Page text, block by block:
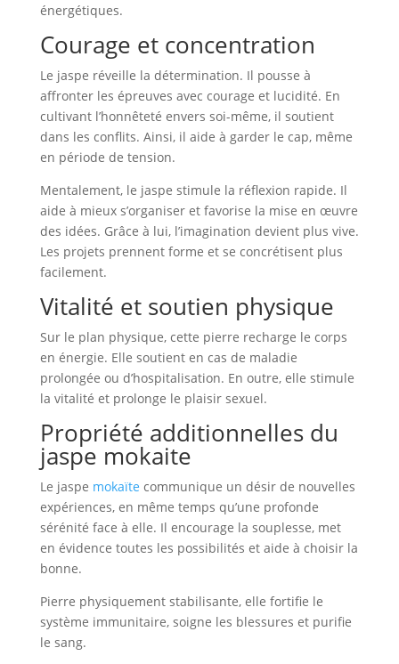
énergétiques.
Courage et concentration
Le jaspe réveille la détermination. Il pousse à
affronter les épreuves avec courage et lucidité. En
cultivant l’honnêteté envers soi-même, il soutient
dans les conflits. Ainsi, il aide à garder le cap, même
en période de tension.
Mentalement, le jaspe stimule la réflexion rapide. Il
aide à mieux s’organiser et favorise la mise en œuvre
des idées. Grâce à lui, l’imagination devient plus vive.
Les projets prennent forme et se concrétisent plus
facilement.
Vitalité et soutien physique
Sur le plan physique, cette pierre recharge le corps
en énergie. Elle soutient en cas de maladie
prolongée ou d’hospitalisation. En outre, elle stimule
la vitalité et prolonge le plaisir sexuel.
Propriété additionnelles du
jaspe mokaite
Le jaspe mokaïte communique un désir de nouvelles
expériences, en même temps qu’une profonde
sérénité face à elle. Il encourage la souplesse, met
en évidence toutes les possibilités et aide à choisir la
bonne.
Pierre physiquement stabilisante, elle fortifie le
système immunitaire, soigne les blessures et purifie
le sang.